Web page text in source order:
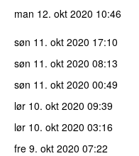
man 12. okt 2020 10:46
søn 11. okt 2020 17:10
søn 11. okt 2020 08:13
søn 11. okt 2020 00:49
lør 10. okt 2020 09:39
lør 10. okt 2020 03:16
fre 9. okt 2020 07:22